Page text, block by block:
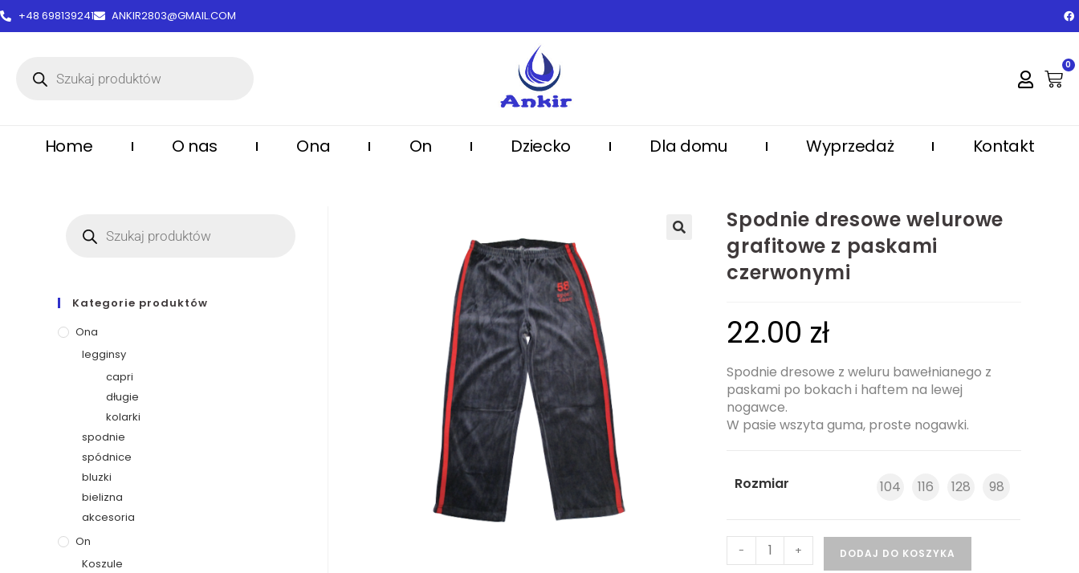
treści+48 698139241 ANKIR2803@GMAIL.COM
0
Home O nas Ona On Dziecko Dla domu Wyprzedaż Kontakt
Spodnie dresowe welurowe
grafitowe z paskami
czerwonymi
22.00 zł
Spodnie dresowe z weluru bawełnianego z
paskami po bokach i haftem na lewej
nogawce.
W pasie wszyta guma, proste nogawki.
Rozmiar 104 116 128 98
- + DODAJ DO KOSZYKA
Kategorie produktów
Ona
legginsy
capri
długie
kolarki
spodnie
spódnice
bluzki
bielizna
akcesoria
On
Koszule